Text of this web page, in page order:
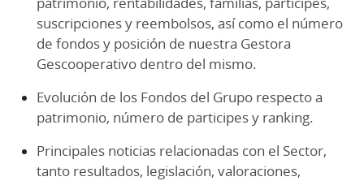
suscripciones y reembolsos, así como el número
de fondos y posición de nuestra Gestora
Gescooperativo dentro del mismo.
Evolución de los Fondos del Grupo respecto a
patrimonio, número de participes y ranking.
Principales noticias relacionadas con el Sector,
tanto resultados, legislación, valoraciones,